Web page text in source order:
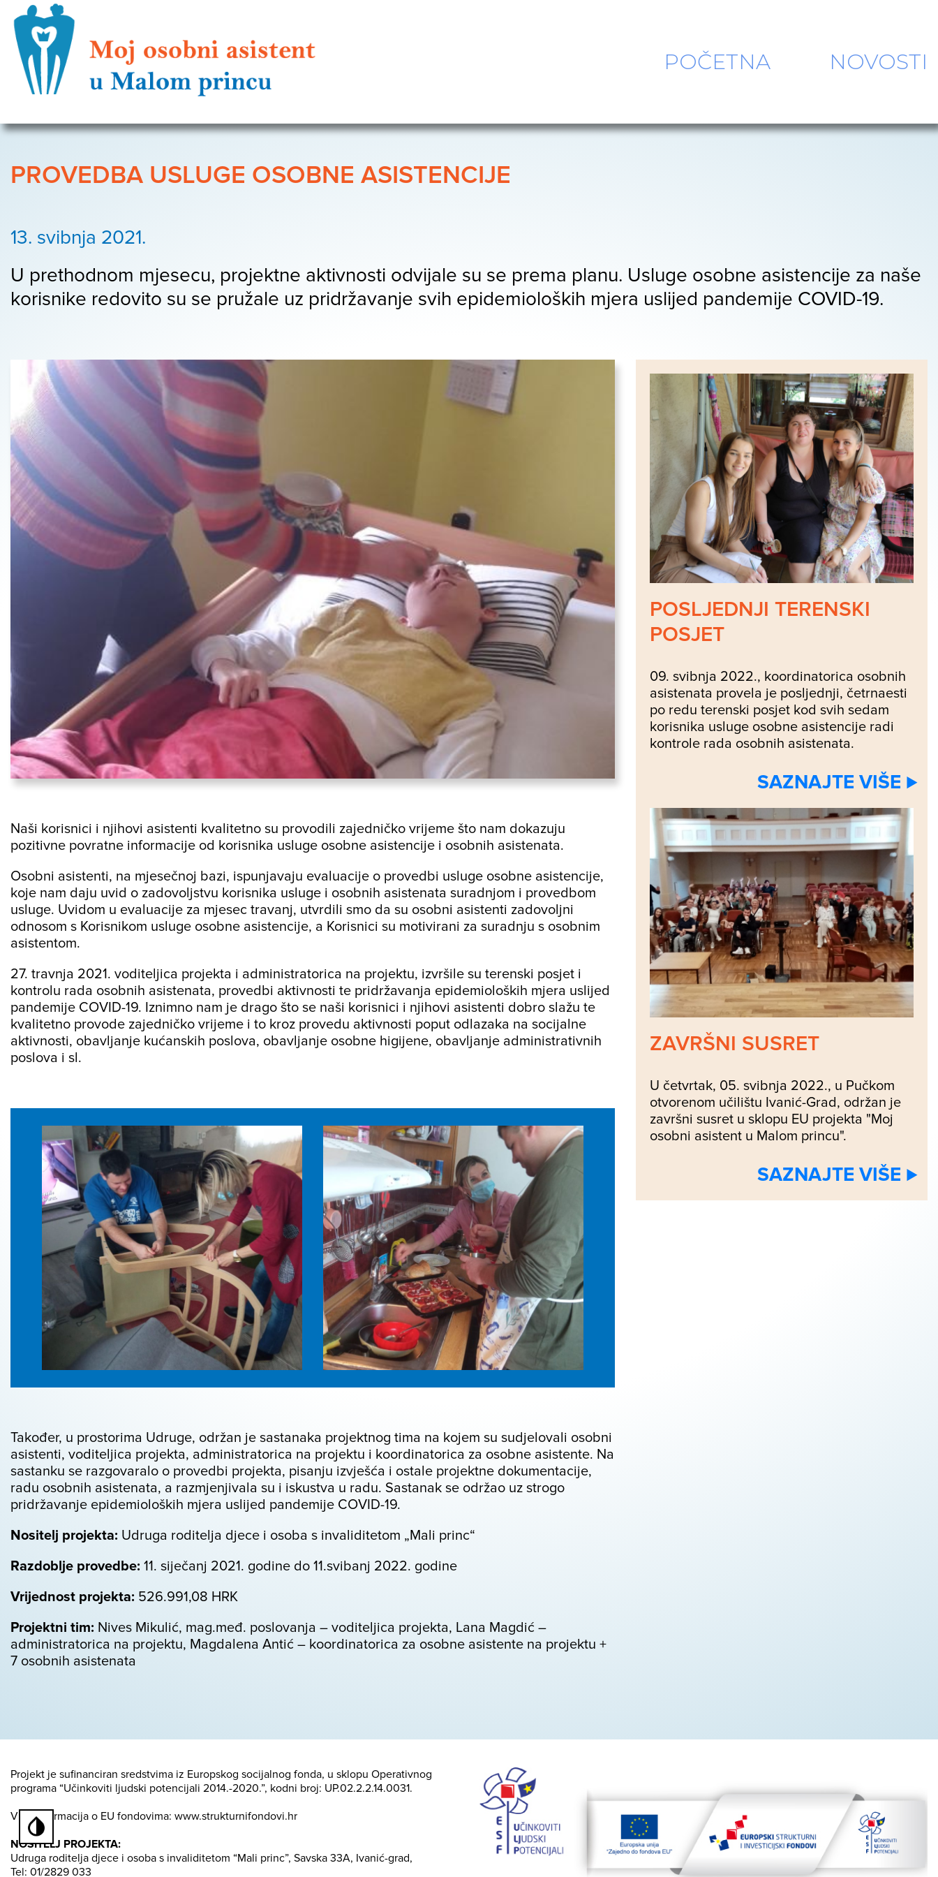
POČETNA NOVOSTI
PROVEDBA USLUGE OSOBNE ASISTENCIJE
13. svibnja 2021.
U prethodnom mjesecu, projektne aktivnosti odvijale su se prema planu. Usluge osobne asistencije za naše
korisnike redovito su se pružale uz pridržavanje svih epidemioloških mjera uslijed pandemije COVID-19.
Naši korisnici i njihovi asistenti kvalitetno su provodili zajedničko vrijeme što nam dokazuju
pozitivne povratne informacije od korisnika usluge osobne asistencije i osobnih asistenata.
Osobni asistenti, na mjesečnoj bazi, ispunjavaju evaluacije o provedbi usluge osobne asistencije,
koje nam daju uvid o zadovoljstvu korisnika usluge i osobnih asistenata suradnjom i provedbom
usluge. Uvidom u evaluacije za mjesec travanj, utvrdili smo da su osobni asistenti zadovoljni
odnosom s Korisnikom usluge osobne asistencije, a Korisnici su motivirani za suradnju s osobnim
asistentom.
27. travnja 2021. voditeljica projekta i administratorica na projektu, izvršile su terenski posjet i
kontrolu rada osobnih asistenata, provedbi aktivnosti te pridržavanja epidemioloških mjera uslijed
pandemije COVID-19. Iznimno nam je drago što se naši korisnici i njihovi asistenti dobro slažu te
kvalitetno provode zajedničko vrijeme i to kroz provedu aktivnosti poput odlazaka na socijalne
aktivnosti, obavljanje kućanskih poslova, obavljanje osobne higijene, obavljanje administrativnih
poslova i sl.
Također, u prostorima Udruge, održan je sastanaka projektnog tima na kojem su sudjelovali osobni
asistenti, voditeljica projekta, administratorica na projektu i koordinatorica za osobne asistente. Na
sastanku se razgovaralo o provedbi projekta, pisanju izvješća i ostale projektne dokumentacije,
radu osobnih asistenata, a razmjenjivala su i iskustva u radu. Sastanak se održao uz strogo
pridržavanje epidemioloških mjera uslijed pandemije COVID-19.
Nositelj projekta: Udruga roditelja djece i osoba s invaliditetom „Mali princ“
Razdoblje provedbe: 11. siječanj 2021. godine do 11.svibanj 2022. godine
Vrijednost projekta: 526.991,08 HRK
Projektni tim: Nives Mikulić, mag.međ. poslovanja – voditeljica projekta, Lana Magdić –
administratorica na projektu, Magdalena Antić – koordinatorica za osobne asistente na projektu +
7 osobnih asistenata
POSLJEDNJI TERENSKI
POSJET
09. svibnja 2022., koordinatorica osobnih
asistenata provela je posljednji, četrnaesti
po redu terenski posjet kod svih sedam
korisnika usluge osobne asistencije radi
kontrole rada osobnih asistenata.
SAZNAJTE VIŠE ⊲
ZAVRŠNI SUSRET
U četvrtak, 05. svibnja 2022., u Pučkom
otvorenom učilištu Ivanić-Grad, održan je
završni susret u sklopu EU projekta "Moj
osobni asistent u Malom princu".
SAZNAJTE VIŠE ⊲
Projekt je sufinanciran sredstvima iz Europskog socijalnog fonda, u sklopu Operativnog
programa “Učinkoviti ljudski potencijali 2014.-2020.”, kodni broj: UP.02.2.2.14.0031.
Više informacija o EU fondovima: www.strukturnifondovi.hr
NOSITELJ PROJEKTA:
Udruga roditelja djece i osoba s invaliditetom “Mali princ”, Savska 33A, Ivanić-grad,
Tel: 01/2829 033